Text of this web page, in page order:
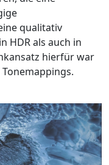
qualitativ
HDR als auch in
hierfür war